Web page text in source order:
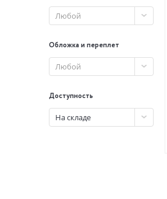
Любой
Обложка и переплет
Любой
Доступность
На складе